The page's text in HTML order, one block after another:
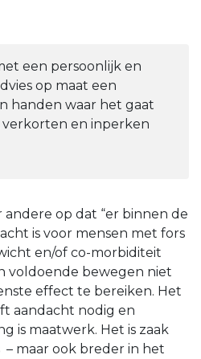
een persoonlijk en
op maat een
handen waar het gaat
en inperken
op dat “er binnen de
is voor mensen met fors
en/of co-morbiditeit
voldoende bewegen niet
effect te bereiken. Het
aandacht nodig en
is maatwerk. Het is zaak
– maar ook breder in het